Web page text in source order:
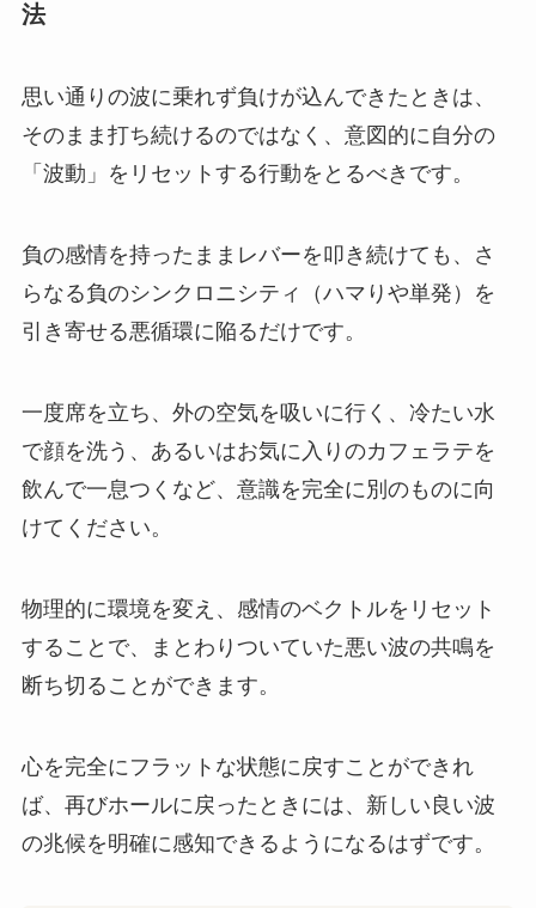
法
思い通りの波に乗れず負けが込んできたときは、
そのまま打ち続けるのではなく、意図的に自分の
「波動」をリセットする行動をとるべきです。
負の感情を持ったままレバーを叩き続けても、さ
らなる負のシンクロニシティ（ハマりや単発）を
引き寄せる悪循環に陥るだけです。
一度席を立ち、外の空気を吸いに行く、冷たい水
で顔を洗う、あるいはお気に入りのカフェラテを
飲んで一息つくなど、意識を完全に別のものに向
けてください。
物理的に環境を変え、感情のベクトルをリセット
することで、まとわりついていた悪い波の共鳴を
断ち切ることができます。
心を完全にフラットな状態に戻すことができれ
ば、再びホールに戻ったときには、新しい良い波
の兆候を明確に感知できるようになるはずです。